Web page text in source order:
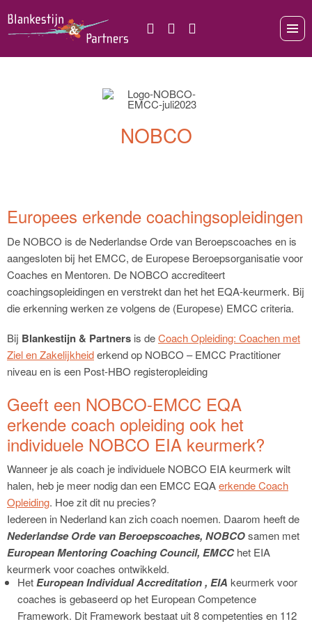
NOBCO
Europees erkende coachingsopleidingen
De NOBCO is de Nederlandse Orde van Beroepscoaches en is
aangesloten bij het EMCC, de Europese Beroepsorganisatie voor
Coaches en Mentoren. De NOBCO accrediteert
coachingsopleidingen en verstrekt dan het het EQA-keurmerk. Bij
die erkenning werken ze volgens de (Europese) EMCC criteria.
Bij Blankestijn & Partners is deCoach Opleiding: Coachen met
Ziel en Zakelijkheiderkend op NOBCO – EMCC Practitioner
niveau en is een Post-HBO registeropleiding
Geeft een NOBCO-EMCC EQA
erkende coach opleiding ook het
individuele NOBCO EIA keurmerk?
Wanneer je als coach je individuele NOBCO EIA keurmerk wilt
halen, heb je meer nodig dan een EMCC EQAerkende Coach
Opleiding. Hoe zit dit nu precies?
Iedereen in Nederland kan zich coach noemen. Daarom heeft de
Nederlandse Orde van Beroepscoaches, NOBCOsamen met
European Mentoring Coaching Council, EMCChet EIA
keurmerk voor coaches ontwikkeld.
HetEuropean Individual Accreditation , EIA keurmerk voor
coaches is gebaseerd op het European Competence
Framework. Dit Framework bestaat uit 8 competenties en 112